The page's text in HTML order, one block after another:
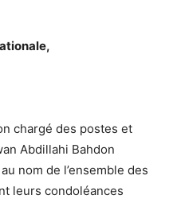
chargé des postes et
Abdillahi Bahdon
nom de l’ensemble des
leurs condoléances